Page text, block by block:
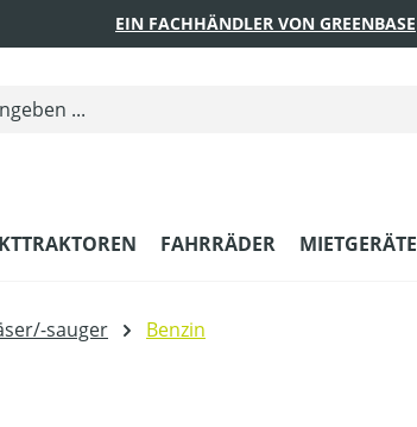
EIN FACHHÄNDLER VON GREENBASE
FAHRRÄDER MIETGERÄTE
sauger Benzin